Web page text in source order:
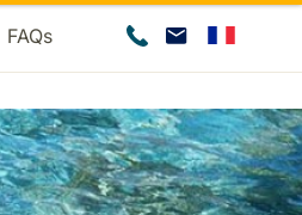
FAQs